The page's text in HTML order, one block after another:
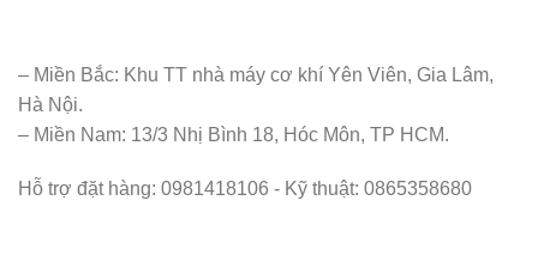
– Miền Bắc: Khu TT nhà máy cơ khí Yên Viên, Gia Lâm,
Hà Nội.
– Miền Nam: 13/3 Nhị Bình 18, Hóc Môn, TP HCM.
Hỗ trợ đặt hàng: 0981418106 - Kỹ thuật: 0865358680